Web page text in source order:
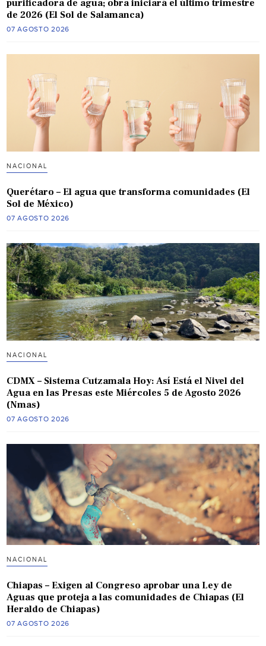
purificadora de agua; obra iniciará el último trimestre
de 2026 (El Sol de Salamanca)
07 AGOSTO 2026
NACIONAL
Querétaro – El agua que transforma comunidades (El
Sol de México)
07 AGOSTO 2026
NACIONAL
CDMX – Sistema Cutzamala Hoy: Así Está el Nivel del
Agua en las Presas este Miércoles 5 de Agosto 2026
(Nmas)
07 AGOSTO 2026
NACIONAL
Chiapas – Exigen al Congreso aprobar una Ley de
Aguas que proteja a las comunidades de Chiapas (El
Heraldo de Chiapas)
07 AGOSTO 2026